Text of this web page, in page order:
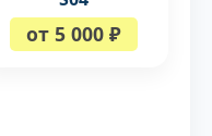
от 5 000 ₽